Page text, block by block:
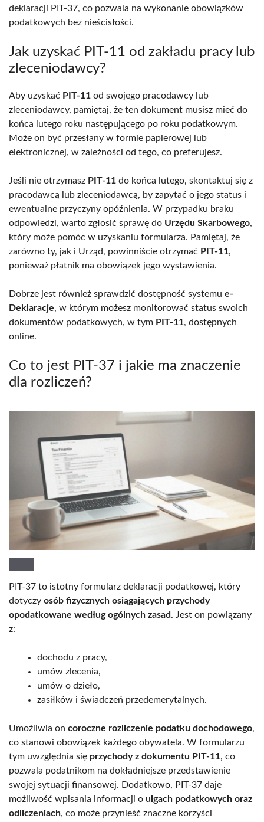
deklaracji PIT-37, co pozwala na wykonanie obowiązków
podatkowych bez nieścisłości.
Jak uzyskać PIT-11 od zakładu pracy lub
zleceniodawcy?
Aby uzyskać PIT-11 od swojego pracodawcy lub
zleceniodawcy, pamiętaj, że ten dokument musisz mieć do
końca lutego roku następującego po roku podatkowym.
Może on być przesłany w formie papierowej lub
elektronicznej, w zależności od tego, co preferujesz.
Jeśli nie otrzymasz PIT-11 do końca lutego, skontaktuj się z
pracodawcą lub zleceniodawcą, by zapytać o jego status i
ewentualne przyczyny opóźnienia. W przypadku braku
odpowiedzi, warto zgłosić sprawę do Urzędu Skarbowego,
który może pomóc w uzyskaniu formularza. Pamiętaj, że
zarówno ty, jak i Urząd, powinniście otrzymać PIT-11,
ponieważ płatnik ma obowiązek jego wystawienia.
Dobrze jest również sprawdzić dostępność systemu e-
Deklaracje, w którym możesz monitorować status swoich
dokumentów podatkowych, w tym PIT-11, dostępnych
online.
Co to jest PIT-37 i jakie ma znaczenie
dla rozliczeń?
PIT-37 to istotny formularz deklaracji podatkowej, który
dotyczy osób fizycznych osiągających przychody
opodatkowane według ogólnych zasad. Jest on powiązany
z:
dochodu z pracy,
umów zlecenia,
umów o dzieło,
zasiłków i świadczeń przedemerytalnych.
Umożliwia on coroczne rozliczenie podatku dochodowego,
co stanowi obowiązek każdego obywatela. W formularzu
tym uwzględnia się przychody z dokumentu PIT-11, co
pozwala podatnikom na dokładniejsze przedstawienie
swojej sytuacji finansowej. Dodatkowo, PIT-37 daje
możliwość wpisania informacji o ulgach podatkowych oraz
odliczeniach, co może przynieść znaczne korzyści